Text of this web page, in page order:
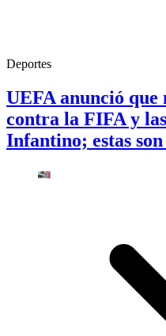
Deportes
UEFA anunció
contra la FIFA y
Infantino; estas